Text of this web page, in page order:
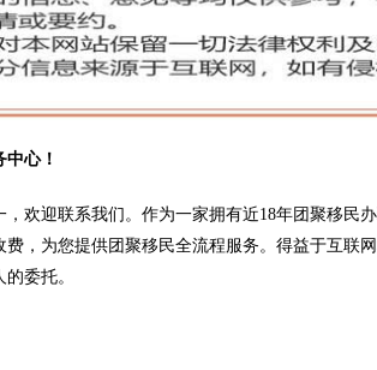
心！
欢迎联系我们。作为一家拥有近18年团聚移民
，为您提供团聚移民全流程服务。得益于互联
委托。